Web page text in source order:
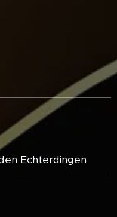
Echterdingen